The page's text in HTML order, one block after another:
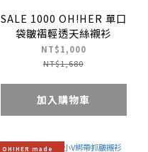
SALE 1000 OH!HER 單口
袋皺褶輕透天絲襯衫
NT$1,000
NT$1,680
加入購物車
OH!HER made